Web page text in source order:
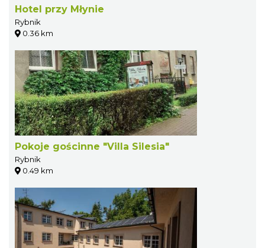
Hotel przy Młynie
Rybnik
0.36 km
Pokoje gościnne "Villa Silesia"
Rybnik
0.49 km